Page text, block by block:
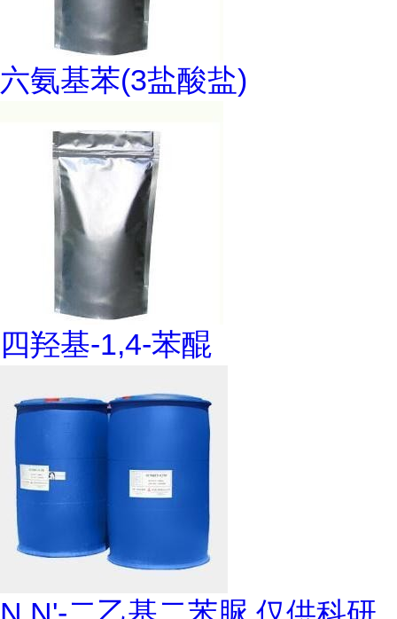
六氨基苯(3盐酸盐)
四羟基-1,4-苯醌